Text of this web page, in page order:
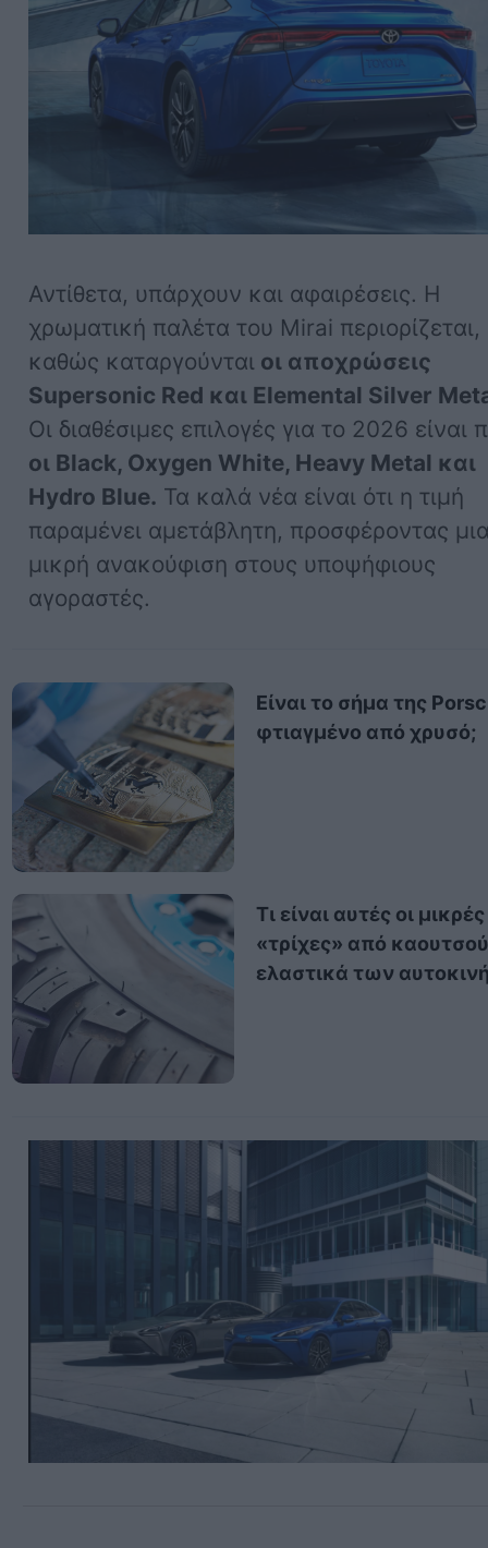
Αντίθετα, υπάρχουν και αφαιρέσεις. Η
χρωματική παλέτα του Mirai περιορίζεται,
καθώς καταργούνται οι αποχρώσεις
Supersonic Red και Elemental Silver
Οι διαθέσιμες επιλογές για το 2026 είναι
οι Black, Oxygen White, Heavy Metal και
Hydro Blue. Τα καλά νέα είναι ότι η τιμή
παραμένει αμετάβλητη, προσφέροντας
μικρή ανακούφιση στους υποψήφιους
αγοραστές.
Είναι το σήμα της
φτιαγμένο από χρυσό;
Τι είναι αυτές οι μικρές
«τρίχες» από
ελαστικά των